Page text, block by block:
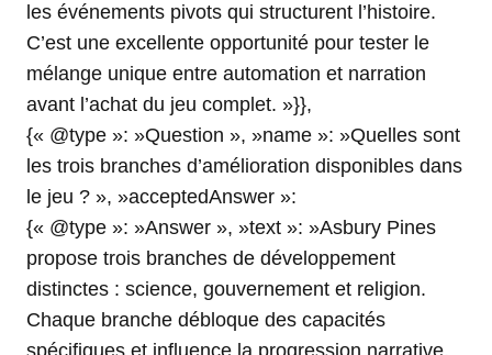
les événements pivots qui structurent l’histoire.
C’est une excellente opportunité pour tester le
mélange unique entre automation et narration
avant l’achat du jeu complet. »}},
{« @type »: »Question », »name »: »Quelles sont
les trois branches d’amélioration disponibles dans
le jeu ? », »acceptedAnswer »:
{« @type »: »Answer », »text »: »Asbury Pines
propose trois branches de développement
distinctes : science, gouvernement et religion.
Chaque branche débloque des capacités